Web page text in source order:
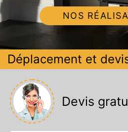
NOS
Déplacement et
Devis